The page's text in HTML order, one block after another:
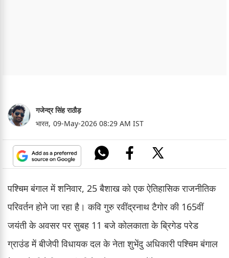
गजेन्द्र सिंह राठौड़
भारत, 09-May-2026 08:29 AM IST
पश्चिम बंगाल में शनिवार, 25 बैशाख को एक ऐतिहासिक राजनीतिक
परिवर्तन होने जा रहा है। कवि गुरु रवींद्रनाथ टैगोर की 165वीं
जयंती के अवसर पर सुबह 11 बजे कोलकाता के ब्रिगेड परेड
ग्राउंड में बीजेपी विधायक दल के नेता शुभेंदु अधिकारी पश्चिम बंगाल